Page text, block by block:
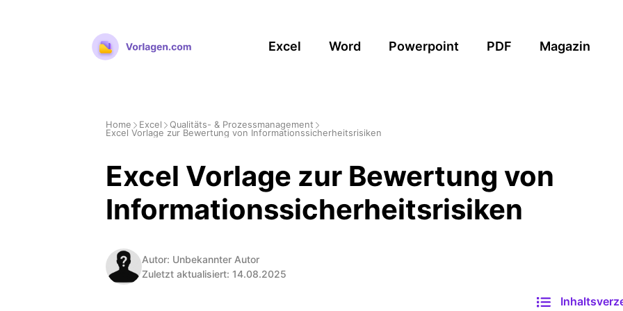
Excel Word Powerpoint PDF Magazin
Home Excel
Qualitäts- & Prozessmanagement
Excel Vorlage zur Bewertung von Informationssicherheitsrisiken
Excel Vorlage zur Bewertung von
Informationssicherheitsrisiken
Autor: Unbekannter Autor
Zuletzt aktualisiert: 14.08.2025